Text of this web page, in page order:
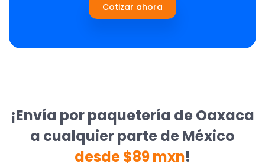
Cotizar ahora
¡Envía por paquetería de Oaxaca
a cualquier parte de México
desde $89 mxn!